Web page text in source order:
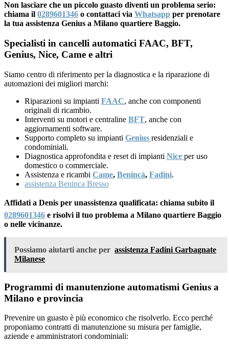
Non lasciare che un piccolo guasto diventi un problema serio:
chiama il 0289601346 o contattaci via Whatsapp per prenotare
la tua assistenza Genius a Milano quartiere Baggio.
Specialisti in cancelli automatici FAAC, BFT,
Genius, Nice, Came e altri
Siamo centro di riferimento per la diagnostica e la riparazione di
automazioni dei migliori marchi:
Riparazioni su impianti FAAC, anche con componenti
originali di ricambio.
Interventi su motori e centraline BFT, anche con
aggiornamenti software.
Supporto completo su impianti Genius residenziali e
condominiali.
Diagnostica approfondita e reset di impianti Nice per uso
domestico o commerciale.
Assistenza e ricambi Came, Benincà, Fadini.
assistenza Beninca Bresso
Affidati a Denis per unassistenza qualificata: chiama subito il
0289601346 e risolvi il tuo problema a Milano quartiere Baggio
o nelle vicinanze.
Possiamo aiutarti anche per assistenza Fadini Garbagnate
Milanese
Programmi di manutenzione automatismi Genius a
Milano e provincia
Prevenire un guasto è più economico che risolverlo. Ecco perché
proponiamo contratti di manutenzione su misura per famiglie,
aziende e amministratori condominiali: